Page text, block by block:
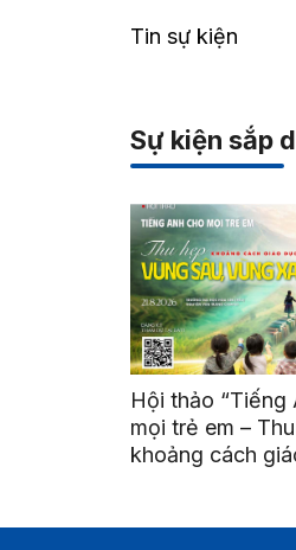
Tin sự kiện
Sự kiện sắp
Đồ án tốt
viên Thiết kế Đồ
Nghệ thuật số